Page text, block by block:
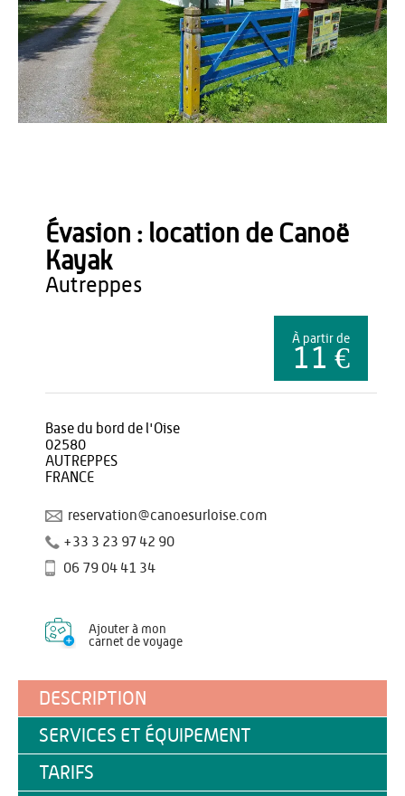
OT du Pays de Thiérache
Évasion : location de Canoë
Kayak
autreppes
À partir de
11 €
Base du bord de l'Oise
02580
AUTREPPES
FRANCE
reservation@canoesurloise.com
+33 3 23 97 42 90
06 79 04 41 34
Ajouter à mon
carnet de voyage
DESCRIPTION
SERVICES ET ÉQUIPEMENT
TARIFS